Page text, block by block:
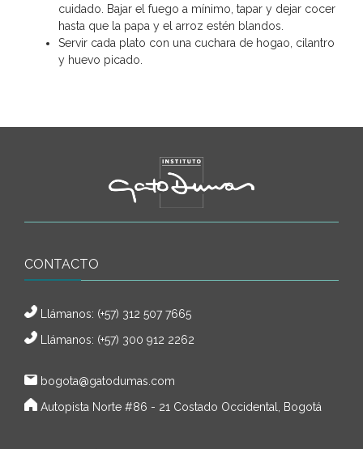
cuidado. Bajar el fuego a mínimo, tapar y dejar cocer
hasta que la papa y el arroz estén blandos.
Servir cada plato con una cuchara de hogao, cilantro
y huevo picado.
CONTACTO
Llámanos: (+57) 312 507 7665
Llámanos: (+57) 300 912 2262
bogota@gatodumas.com
Autopista Norte #86 - 21 Costado Occidental, Bogotá